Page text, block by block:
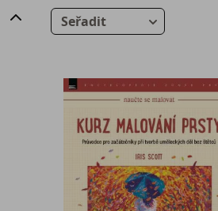
Seřadit